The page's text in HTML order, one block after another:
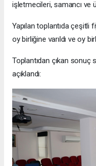
işletmecileri, samancı ve
Yapılan toplantıda çeşitli
oy birliğine varıldı ve oy
Toplantıdan çıkan sonuç
açıklandı: